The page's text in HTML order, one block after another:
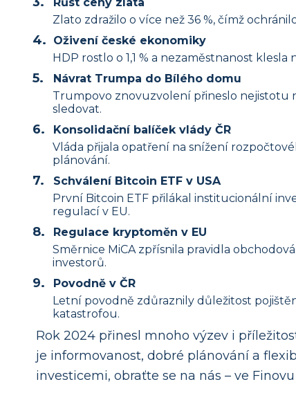
Zlato zdražilo o více než 36 %, čímž
Oživení české ekonomiky
HDP rostlo o 1,1 % a nezaměstnanost
Návrat Trumpa do Bílého domu
Trumpovo znovuzvolení přineslo nejistotu
sledovat.
Konsolidační balíček vlády ČR
Vláda přijala opatření na snížení
plánování.
Schválení Bitcoin ETF v USA
První Bitcoin ETF přilákal institucionální
regulací v EU.
Regulace kryptoměn v EU
Směrnice MiCA zpřísnila pravidla
investorů.
Povodně v ČR
Letní povodně zdůraznily důležitost
katastrofou.
Rok 2024 přinesl mnoho výzev i
je informovanost, dobré plánování a
investicemi, obraťte se na nás – ve